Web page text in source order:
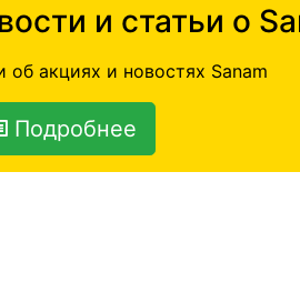
и статьи о
об акциях и новостях Sanam
Подробнее